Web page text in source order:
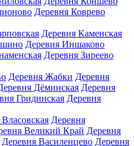
Деревня Коврево
Деревня Каменская
Деревня Иншаково
Деревня Зиреево
Деревня Жабки Деревня
Дёминская Деревня
Гридинская Деревня
Деревня
Великий Край Деревня
Деревня Василенцево Деревня